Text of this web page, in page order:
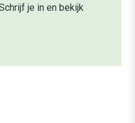
je in en bekijk